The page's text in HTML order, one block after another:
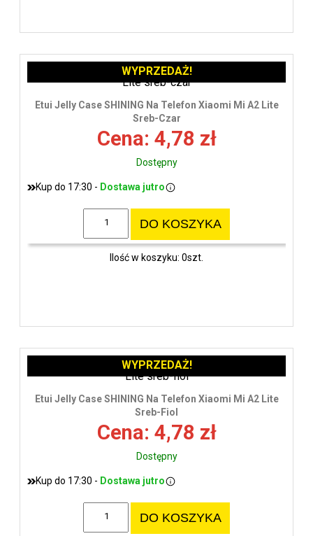
Etui Jelly Case SHINING Na Telefon Xiaomi Mi A2 Lite
Sreb-Czar
Cena: 4,78 zł
Dostępny
Kup do 17:30 - Dostawa jutro
DO KOSZYKA
Ilość w koszyku: 0szt.
WYPRZEDAŻ!
Etui Jelly Case SHINING Na Telefon Xiaomi Mi A2 Lite
Sreb-Fiol
Cena: 4,78 zł
Dostępny
Kup do 17:30 - Dostawa jutro
DO KOSZYKA
WYPRZEDAŻ!